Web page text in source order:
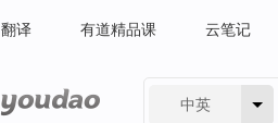
翻译 有道精品课 云笔记
中英